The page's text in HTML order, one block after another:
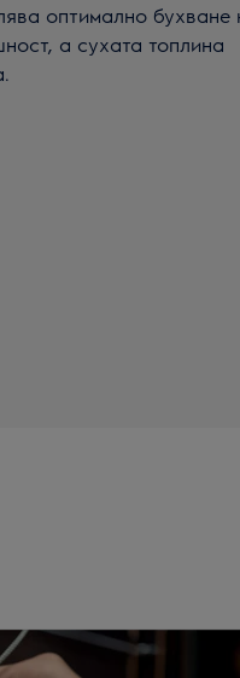
оптимално бухване
а сухата топлина